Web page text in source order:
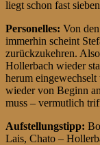
liegt schon fast
Personelles: Von
immerhin scheint
zurückzukehren.
Hollerbach wieder
herum
wieder von Beginn
muss – vermutlich
Aufstellungstipp:
Lais, Chato –